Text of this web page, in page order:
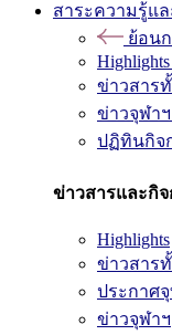
สาระความรู้แ
ย้อน
Highlights
ข่าวสาร
ข่าวจุฬาฯ
ปฏิทินกิจ
ข่าวสารและกิ
Highlights
ข่าวสาร
ประกาศ
ข่าวจุฬาฯ